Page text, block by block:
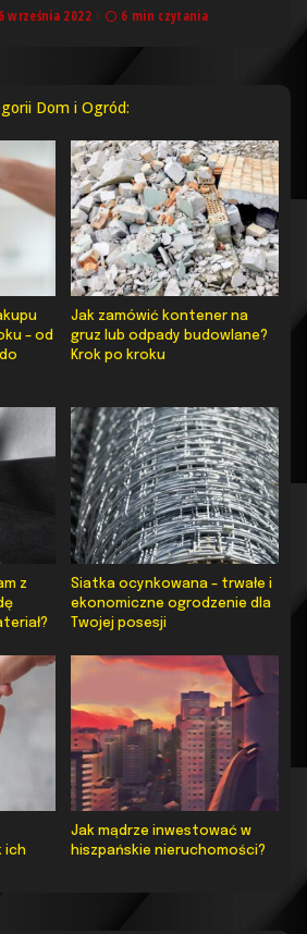
września 2022 6 min czytania
Dom i Ogród:
– od
Jak zamówić kontener na
gruz lub odpady budowlane?
Krok po kroku
z
Siatka ocynkowana – trwałe i
ekonomiczne ogrodzenie dla
Twojej posesji
ich
Jak mądrze inwestować w
hiszpańskie nieruchomości?